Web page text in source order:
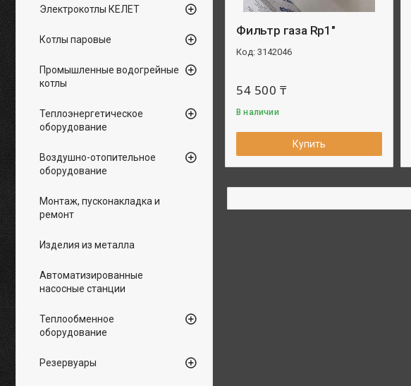
Фильтр газа Rp1"
3142046
54 500 ₸
В наличии
Купить
Электрокотлы КЕЛЕТ
Котлы паровые
Промышленные водогрейные
котлы
Теплоэнергетическое
оборудование
Воздушно-отопительное
оборудование
Монтаж, пусконакладка и
ремонт
Изделия из металла
Автоматизированные
насосные станции
Теплообменное
оборудование
Резервуары